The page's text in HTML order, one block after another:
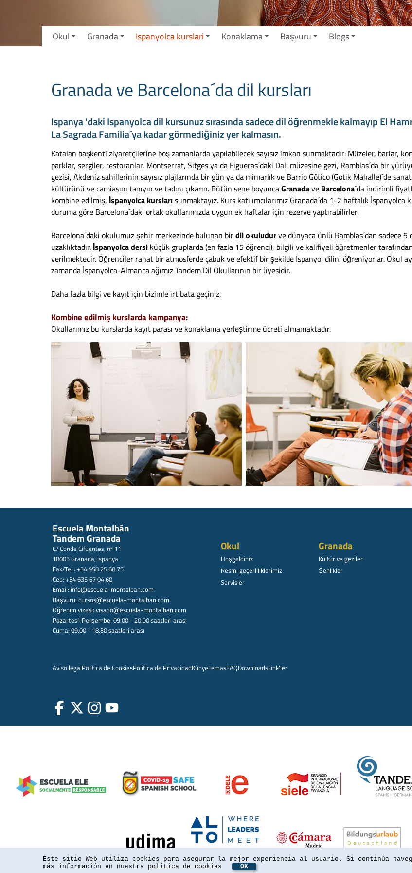
Okul Granada Ispanyolca kurslari Konaklama Başvuru Blogs
Granada ve Barcelona´da dil kursları
Ispanya 'daki Ispanyolca dil kursunuz sırasında sadece dil öğrenmekle kalmayıp El
La Sagrada Familia´ya kadar görmediğiniz yer kalmasın.
Katalan başkenti ziyaretçilerine boş zamanlarda yapılabilecek sayısız imkan sunmaktadır: Müzeler, barlar,
parklar, sergiler, restoranlar, Montserrat, Sitges ya da Figueras´daki Dali müzesine gezi, Ramblas´da bir
gezisi, Akdeniz sahillerinin sayısız plajlarında bir gün ya da mimarlık ve Barrio Gótico (Gotik Mahalle)´de
kültürünü ve camiasını tanıyın ve tadını çıkarın. Bütün sene boyuncaGranadave Barcelona´da indirimli
kombine edilmiş, İspanyolca kurslarısunmaktayız. Kurs katılımcılarımız Granada´da 1-2 haftalık İspanyolca
duruma göre Barcelona´daki ortak okullarımızda uygun ek haftalar için rezerve yaptırabilirler.
Barcelona´daki okulumuz şehir merkezinde bulunan birdil okuludurve dünyaca ünlü Ramblas´dan sadece 5
uzaklıktadır. İspanyolca dersi küçük gruplarda (en fazla 15 öğrenci), bilgili ve kalifiyeli öğretmenler tarafından
verilmektedir. Öğrenciler rahat bir atmosferde çabuk ve efektif bir şekilde İspanyol dilini öğreniyorlar. Okul
zamanda İspanyolca-Almanca ağımız Tandem Dil Okullarının bir üyesidir.
Daha fazla bilgi ve kayıt için bizimle irtibata geçiniz.
Kombine edilmiş kurslarda kampanya:
Okullarımız bu kurslarda kayıt parası ve konaklama yerleştirme ücreti almamaktadır.
Escuela Montalbán
Tandem Granada
C/ Conde Cifuentes, nº 11
18005 Granada, Ispanya
Fax/Tel.: +34 958 25 68 75
Cep: +34 635 67 04 60
Email: info@escuela-montalban.com
Başvuru: cursos@escuela-montalban.com
Öğrenim vizesi: visado@escuela-montalban.com
Pazartesi-Perşembe: 09.00 - 20.00 saatleri arası
Cuma: 09.00 - 18.30 saatleri arası
Okul
Hoşgeldiniz
Resmi geçerliliklerimiz
Servisler
Granada
Kültür ve geziler
Șenlikler
Aviso legalPolítica de CookiesPolítica de PrivacidadKünyeTemasFAQDownloadsLink'ler
Este sitio Web utiliza cookies para asegurar la mejor experiencia al usuario. Si continúa
más información en nuestra política de cookies OK